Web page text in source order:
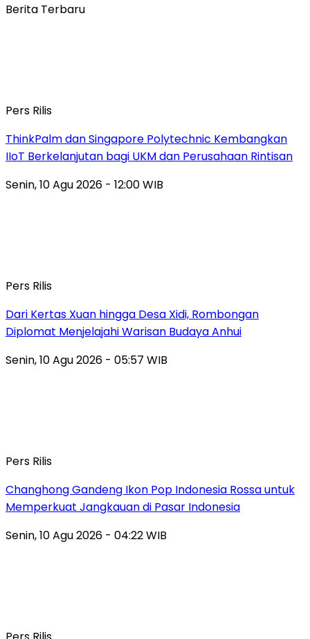
Berita Terbaru
Pers Rilis
ThinkPalm dan Singapore Polytechnic Kembangkan
IIoT Berkelanjutan bagi UKM dan Perusahaan Rintisan
Senin, 10 Agu 2026 - 12:00 WIB
Pers Rilis
Dari Kertas Xuan hingga Desa Xidi, Rombongan
Diplomat Menjelajahi Warisan Budaya Anhui
Senin, 10 Agu 2026 - 05:57 WIB
Pers Rilis
Changhong Gandeng Ikon Pop Indonesia Rossa untuk
Memperkuat Jangkauan di Pasar Indonesia
Senin, 10 Agu 2026 - 04:22 WIB